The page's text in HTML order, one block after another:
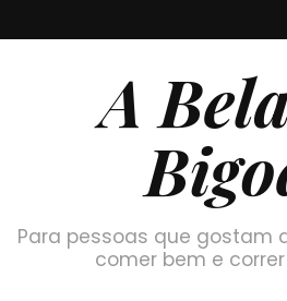
A
Para pessoas que gostam
comer bem e